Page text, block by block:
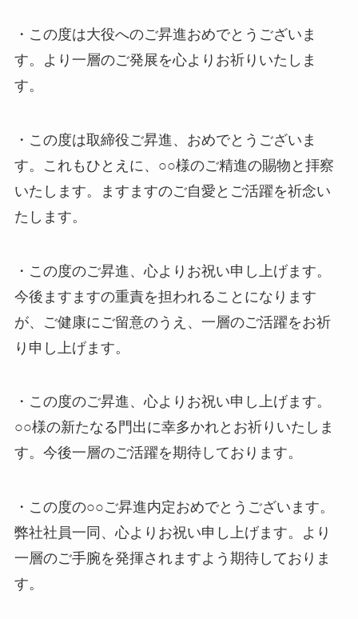
・この度は大役へのご昇進おめでとうございま
す。より一層のご発展を心よりお祈りいたしま
す。
・この度は取締役ご昇進、おめでとうございま
す。これもひとえに、○○様のご精進の賜物と拝察
いたします。ますますのご自愛とご活躍を祈念い
たします。
・この度のご昇進、心よりお祝い申し上げます。
今後ますますの重責を担われることになります
が、ご健康にご留意のうえ、一層のご活躍をお祈
り申し上げます。
・この度のご昇進、心よりお祝い申し上げます。
○○様の新たなる門出に幸多かれとお祈りいたしま
す。今後一層のご活躍を期待しております。
・この度の○○ご昇進内定おめでとうございます。
弊社社員一同、心よりお祝い申し上げます。より
一層のご手腕を発揮されますよう期待しておりま
す。